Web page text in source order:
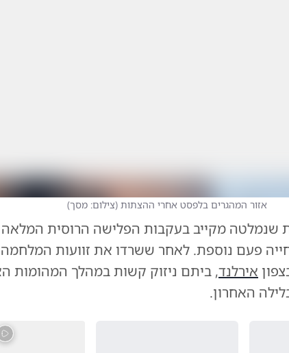
אזור המהגרים בלפסט אחרי ההצתות (צילום: מסך)
שנמלטה מקייב בעקבות הפלישה הרוסית
פעם נוספת. לאחר ששרדו את זוועות המלחמה
אירלנד, ביתם ניזוק קשות במהלך המהומות
האחרון.